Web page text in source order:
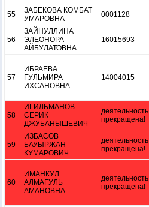
55
ЗАБЕКОВА КОМБАТ
УМАРОВНА
0001128
56
ЗАЙНУЛЛИНА
ЭЛЕОНОРА
АЙБУЛАТОВНА
16015693
57
ИБРАЕВА
ГУЛЬМИРА
ИХСАНОВНА
14004015
58
ИГИЛЬМАНОВ
СЕРИК
ДЖУБАНЫШЕВИЧ
деятельность
прекращена!
59
ИЗБАСОВ
БАУЫРЖАН
КУМАРОВИЧ
деятельность
прекращена!
60
ИМАНКУЛ
АЛМАГУЛЬ
АМАНОВНА
деятельность
прекращена!